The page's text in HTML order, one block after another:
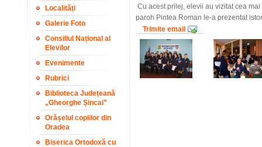
Localități
Galerie Foto
Consiliul Național al
Elevilor
Evenimente
Rubrici
Biblioteca Județeană
„Gheorghe Șincai”
Orășelul copiilor din
Oradea
Biserica Ortodoxă cu
Cu acest prilej, elevii au vizitat cea
paroh Pintea Roman le-a prezentat
Trimite email